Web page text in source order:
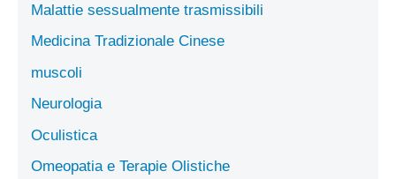
Malattie sessualmente trasmissibili
Medicina Tradizionale Cinese
muscoli
Neurologia
Oculistica
Omeopatia e Terapie Olistiche